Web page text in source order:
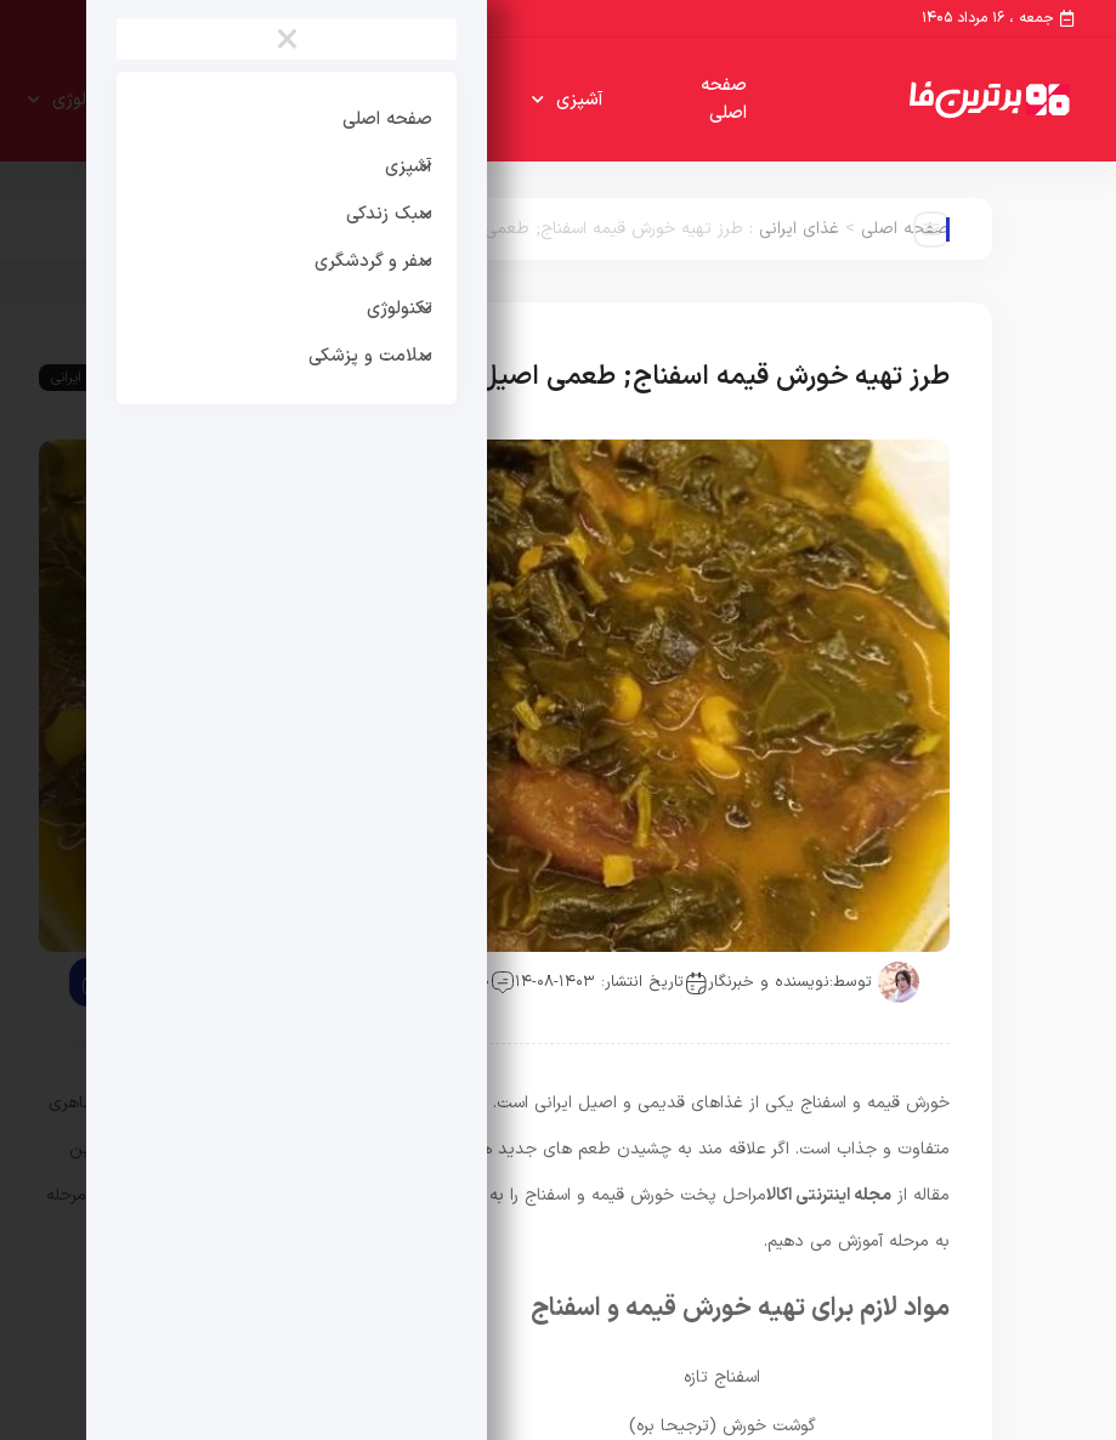
جمعه ، ۱۶ مرداد ۱۴۰۵
صفحه
اصلی
آشپزی تکنولوژی
×
صفحه اصلی
آشپزی
سبک زندکی
سفر و گردشگری
تکنولوژی
سلامت و پزشکی
صفحه اصلی > غذای ایرانی : طرز تهیه خورش قیمه اسفناج; طعمی اصیل و ایرانی
طرز تهیه خورش قیمه اسفناج; طعمی اصیل و ایرانی غذای ایرانی
توسط:نویسنده و خبرنگار تاریخ انتشار: ۱۴۰۳-۰۸-۱۴ 0 دیدگاه
خورش قیمه و اسفناج یکی از غذاهای قدیمی و اصیل ایرانی است. این خورش ترکیبی از خورش اسفناج آلو و خورش قیمه با ظاهری
متفاوت و جذاب است. اگر علاقه مند به چشیدن طعم های جدید هستید، توصیه می کنیم این خورش را از دست ندهید. در این
مقاله از مجله اینترنتی اکالامراحل پخت خورش قیمه و اسفناج را به همراه نکات مهمی که در تهیه آن باید بدانید را به صورت مرحله
به مرحله آموزش می دهیم.
مواد لازم برای تهیه خورش قیمه و اسفناج
اسفناج تازه
گوشت خورش (ترجیحا بره)